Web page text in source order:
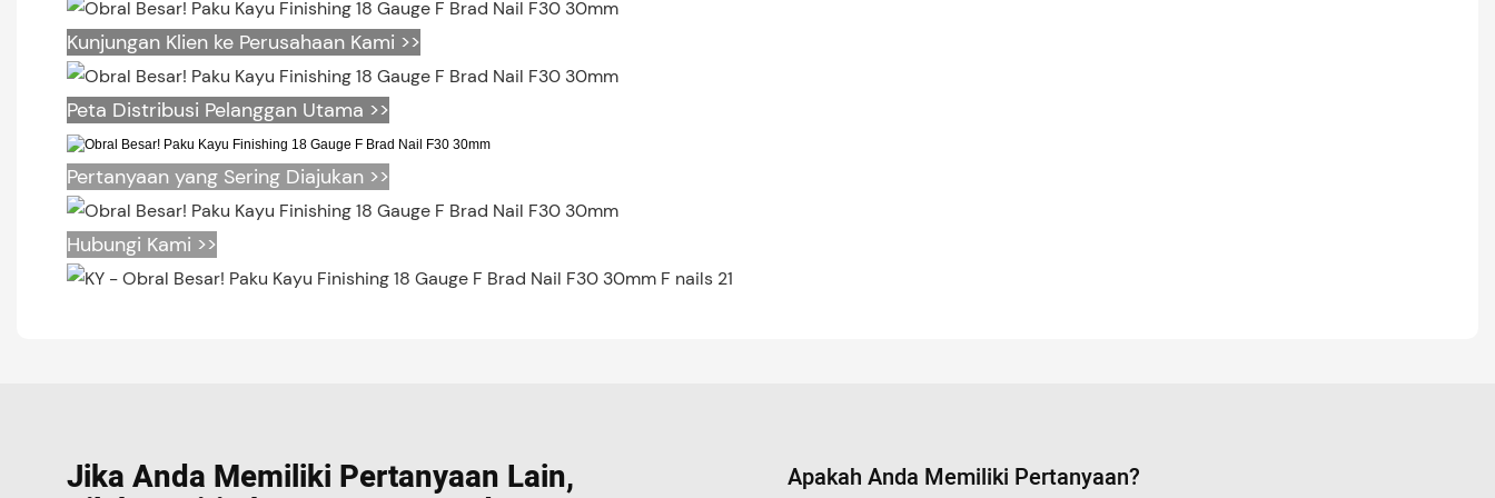
Kunjungan Klien ke Perusahaan Kami >>
Peta Distribusi Pelanggan Utama >>
Pertanyaan yang Sering Diajukan >>
Hubungi Kami >>
Jika Anda Memiliki Pertanyaan Lain, Apakah Anda Memiliki Pertanyaan?